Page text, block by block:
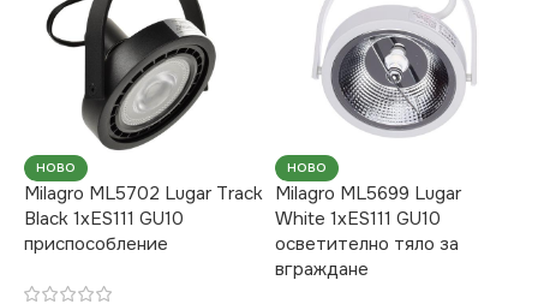
НОВО
Milagro ML5702 Lugar Track
Black 1xES111 GU10
приспособление
НОВО
Milagro ML5699 Lugar
White 1xES111 GU10
осветително тяло за
вграждане